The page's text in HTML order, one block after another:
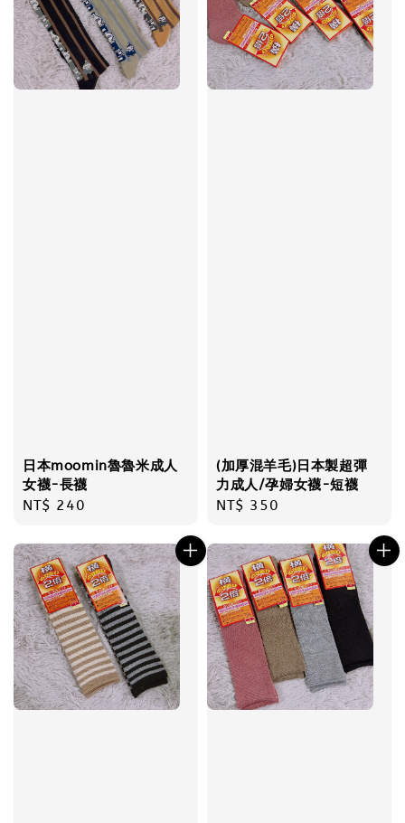
日本moomin魯魯米成人
女襪-長襪
Regular
NT$ 240
(加厚混羊毛)日本製超彈
力成人/孕婦女襪-短襪
Regular
NT$ 350